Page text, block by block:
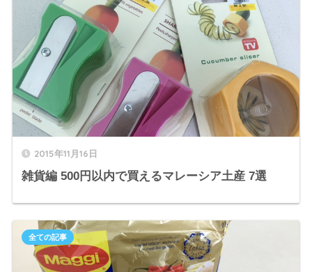
2015年11月16日
雑貨編 500円以内で買えるマレーシア土産 7選
全ての記事